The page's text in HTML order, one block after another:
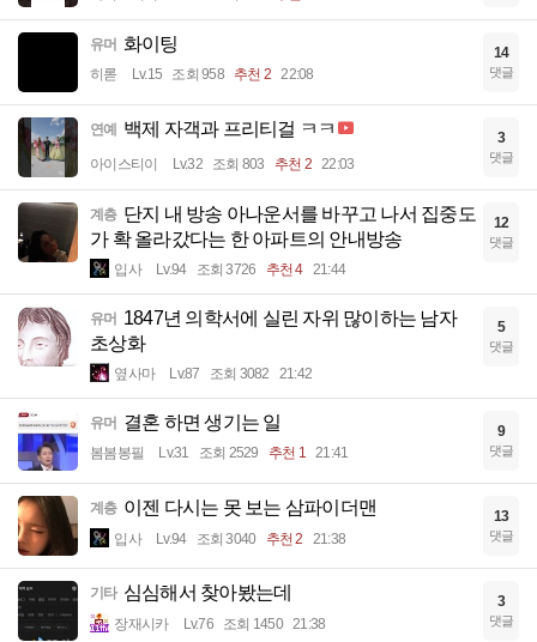
유머 화이팅
히롣 Lv.15 조회 958 추천 2 22:08
14
댓글
연예 백제 자객과 프리티걸 ㅋㅋ
아이스티이 Lv.32 조회 803 추천 2 22:03
3
댓글
계층 단지 내 방송 아나운서를 바꾸고 나서 집중도
가 확 올라갔다는 한 아파트의 안내방송
입사 Lv.94 조회 3726 추천 4 21:44
12
댓글
유머 1847년 의학서에 실린 자위 많이하는 남자
초상화
옆사마 Lv.87 조회 3082 21:42
5
댓글
유머 결혼 하면 생기는 일
봄봄봉필 Lv.31 조회 2529 추천 1 21:41
9
댓글
계층 이젠 다시는 못 보는 삼파이더맨
입사 Lv.94 조회 3040 추천 2 21:38
13
댓글
기타 심심해서 찾아봤는데
장재시카 Lv.76 조회 1450 21:38
3
댓글